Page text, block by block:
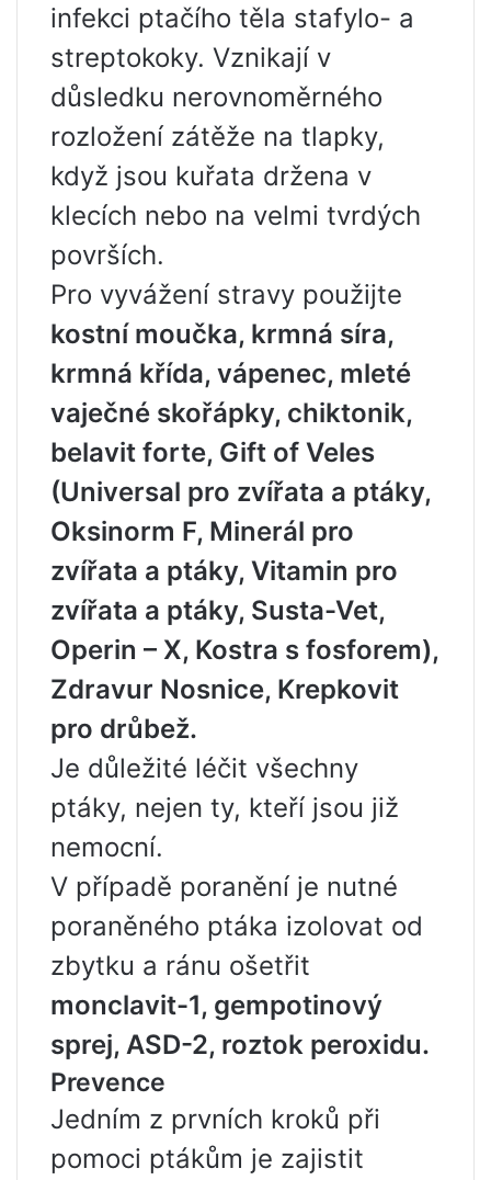
infekci ptačího těla stafylo- a
streptokoky. Vznikají v
důsledku nerovnoměrného
rozložení zátěže na tlapky,
když jsou kuřata držena v
klecích nebo na velmi tvrdých
površích.
Pro vyvážení stravy použijte
kostní moučka, krmná síra,
krmná křída, vápenec, mleté ​​
vaječné skořápky, chiktonik,
belavit forte, Gift of Veles
(Universal pro zvířata a ptáky,
Oksinorm F, Minerál pro
zvířata a ptáky, Vitamin pro
zvířata a ptáky, Susta-Vet,
Operin – X, Kostra s fosforem),
Zdravur Nosnice, Krepkovit
pro drůbež.
Je důležité léčit všechny
ptáky, nejen ty, kteří jsou již
nemocní.
V případě poranění je nutné
poraněného ptáka izolovat od
zbytku a ránu ošetřit
monclavit-1, gempotinový
sprej, ASD-2, roztok peroxidu.
Prevence
Jedním z prvních kroků při
pomoci ptákům je zajistit